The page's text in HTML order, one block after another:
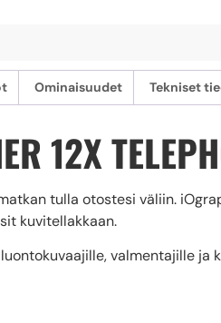
Ominaisuudet Tekniset
12X
tulla otostesi väliin.
kuvitellakkaan.
valmentajille